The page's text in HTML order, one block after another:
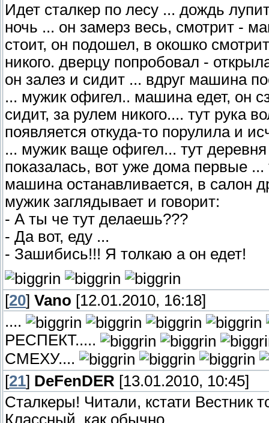
Идет сталкер по лесу ... дождь
ночь ... он замерз весь, смотрит -
стоит, он подошел, в окошко
никого. дверцу попробовал -
он залез и сидит ... вдруг машина
... мужик офигел.. машина едет, он
сидит, за рулем никого.... тут рука
появляется откуда-то порулила и
... мужик ваще офигел... тут деревня
показалась, вот уже дома первые ...
машина останавливается, в салон
мужик заглядывает и говорит:
- А ты че тут делаешь???
- Да вот, еду ...
- Зашибись!!! Я толкаю а он едет!
[20] Vano [12.01.2010, 16:18]
....
РЕСПЕКТ.....
СМЕХУ....
[21] DeFenDER [13.01.2010, 10:45]
Сталкеры! Читали, кстати Вестник
Классный, как обычно.